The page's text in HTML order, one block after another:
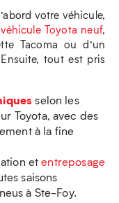
votre véhicule,
véhicule Toyota neuf,
Tacoma ou d’un
tout est pris
selon les
Toyota, avec des
à la fine
etentreposage
saisons
à Ste-Foy.